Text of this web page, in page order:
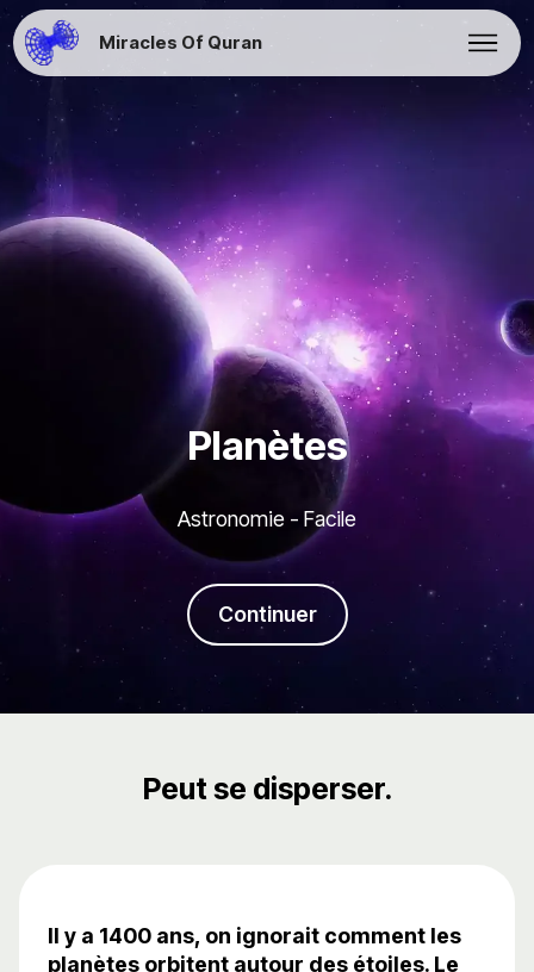
Miracles Of Quran
Planètes
Astronomie - Facile
Continuer
Peut se disperser.
Il y a 1400 ans, on ignorait comment les
planètes orbitent autour des étoiles. Le